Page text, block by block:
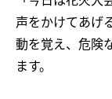
声をかけてあげ
動を覚え、危険
ます。